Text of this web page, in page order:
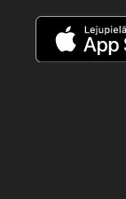
Kino
Klubs